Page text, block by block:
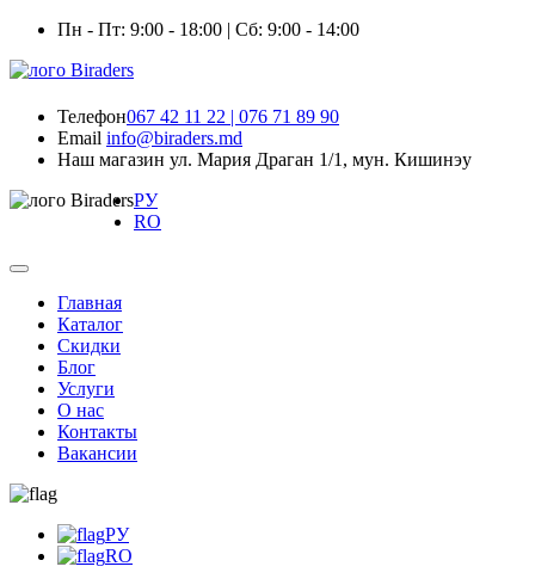
Пн - Пт: 9:00 - 18:00 | Сб: 9:00 - 14:00
Телефон067 42 11 22 | 076 71 89 90
Email info@biraders.md
Наш магазин ул. Мария Драган 1/1, мун. Кишинэу
РУ
RO
Главная
Каталог
Скидки
Блог
Услуги
О нас
Контакты
Вакансии
РУ
RO